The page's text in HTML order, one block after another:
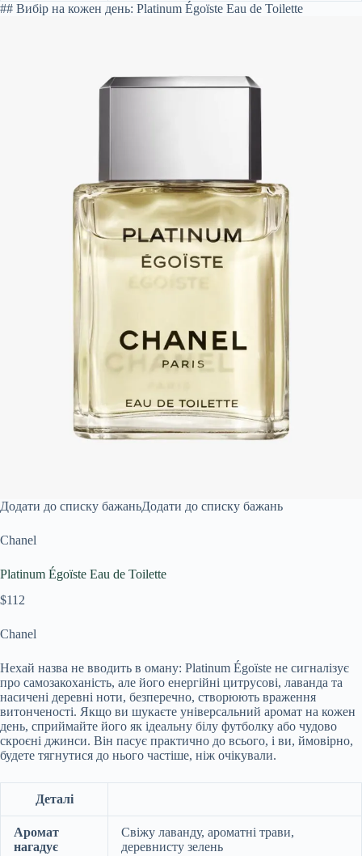
## Вибір на кожен день: Platinum Égoïste Eau de Toilette
Додати до списку бажаньДодати до списку бажань
Chanel
Platinum Égoïste Eau de Toilette
$112
Chanel
Нехай назва не вводить в оману: Platinum Égoïste не сигналізує
про самозакоханість, але його енергійні цитрусові, лаванда та
насичені деревні ноти, безперечно, створюють враження
витонченості. Якщо ви шукаєте універсальний аромат на кожен
день, сприймайте його як ідеальну білу футболку або чудово
скроєні джинси. Він пасує практично до всього, і ви, ймовірно,
будете тягнутися до нього частіше, ніж очікували.
Деталі
Аромат
нагадує
Свіжу лаванду, ароматні трави,
деревнисту зелень